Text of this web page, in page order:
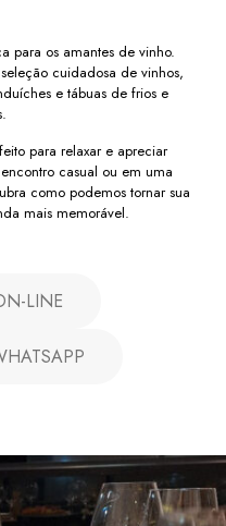
para os amantes de vinho.
cuidadosa de vinhos,
e tábuas de frios e
para relaxar e apreciar
casual ou em uma
como podemos tornar sua
mais memorável.
LINE